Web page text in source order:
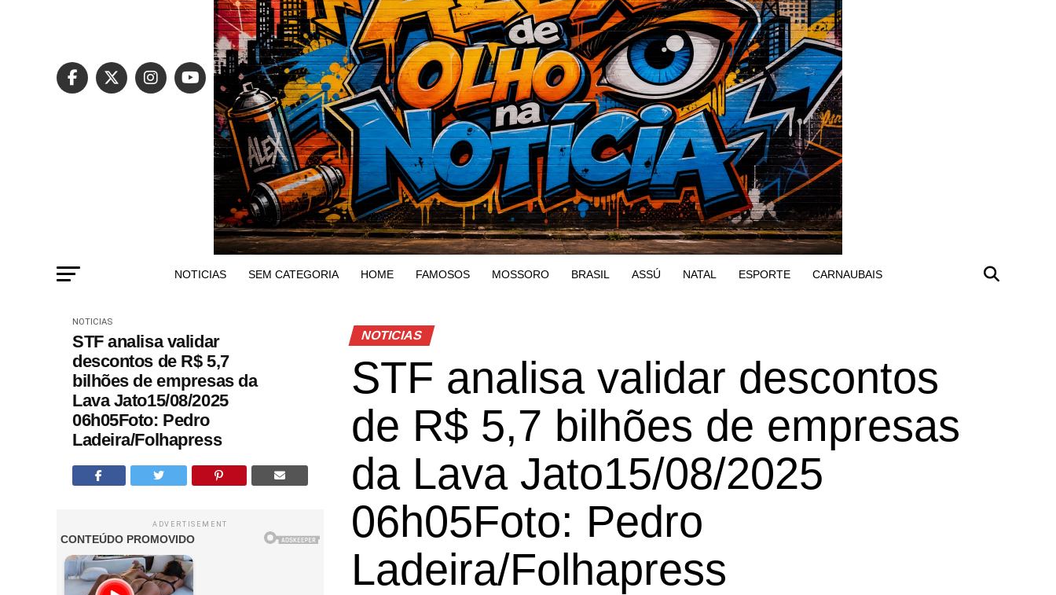
NOTICIAS SEM CATEGORIA HOME FAMOSOS MOSSORO BRASIL ASSÚ NATAL ESPORTE CARNAUBAIS
NOTICIAS
STF analisa validar
descontos de R$ 5,7
bilhões de empresas da
Lava Jato15/08/2025
06h05Foto: Pedro
Ladeira/Folhapress
ADVERTISEMENT
NOTICIAS
STF analisa validar descontos
de R$ 5,7 bilhões de empresas
da Lava Jato15/08/2025
06h05Foto: Pedro
Ladeira/Folhapress